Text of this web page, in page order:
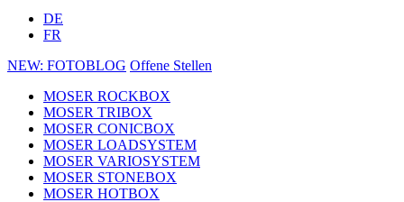
DE
FR
NEW: FOTOBLOG Offene Stellen
MOSER ROCKBOX
MOSER TRIBOX
MOSER CONICBOX
MOSER LOADSYSTEM
MOSER VARIOSYSTEM
MOSER STONEBOX
MOSER HOTBOX